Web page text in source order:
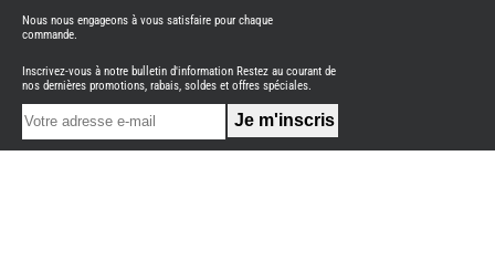
CARADO
NEUFS
FOURGON
BENIMAR
FOURGON
Nous nous engageons à vous satisfaire pour chaque
commande.
Inscrivez-vous à notre bulletin d'information Restez au courant de
nos dernières promotions, rabais, soldes et offres spéciales.